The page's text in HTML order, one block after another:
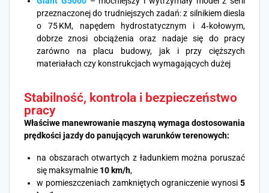
przeznaczonej do trudniejszych zadań: z silnikiem diesla
o 75 KM, napędem hydrostatycznym i 4‑kołowym,
dobrze znosi obciążenia oraz nadaje się do pracy
zarówno na placu budowy, jak i przy cięższych
materiałach czy konstrukcjach wymagających dużej
Stabilność, kontrola i bezpieczeństwo
pracy
Właściwe manewrowanie maszyną wymaga dostosowania
prędkości jazdy do panujących warunków terenowych:
na obszarach otwartych z ładunkiem można poruszać
się maksymalnie 10 km/h,
w pomieszczeniach zamkniętych ograniczenie wynosi 5